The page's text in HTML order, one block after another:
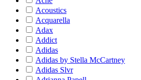
Acoustics
Acquarella
Adax
Addict
Adidas
Adidas by Stella McCartney
Adidas Slvr